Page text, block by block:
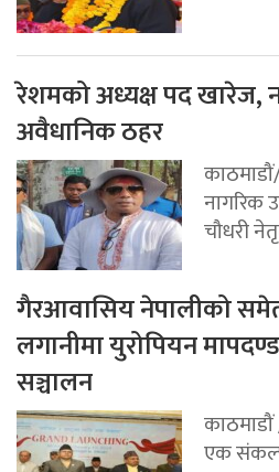
रेशमको अध्यक्ष पद खारेज,
अवैधानिक ठहर
नागरिक
चौधरी
गैरआवासिय नेपालीको
लगानीमा युरोपियन
सञ्चालन
काठमाडौं
एक संकल्प